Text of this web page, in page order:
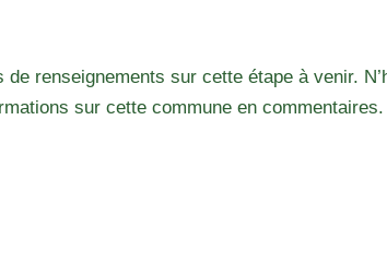
de renseignements sur cette étape à venir.
sur cette commune en commentaires.